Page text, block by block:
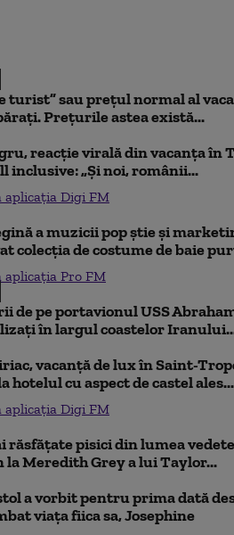
turist” sau prețul normal al
Prețurile astea există...
reacție virală din vacanța în
inclusive: „Și noi, românii...
aplicația Digi FM
a muzicii pop știe și
colecția de costume de baie
aplicația Pro FM
de pe portavionul USS
în largul coastelor
vacanță de lux în Saint-
hotelul cu aspect de castel ales...
aplicația Digi FM
răsfățate pisici din lumea
la Meredith Grey a lui Taylor...
a vorbit pentru prima dată
viața fiica sa, Josephine